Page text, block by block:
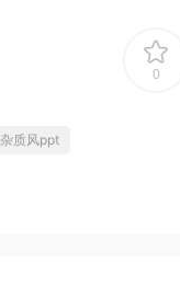
0
杂质风ppt